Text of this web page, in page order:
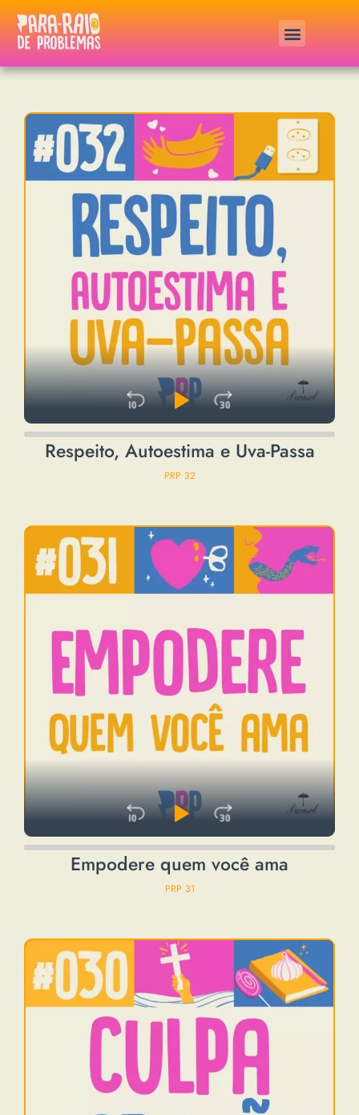
Audio
Player
Skip Backward
Play Pause
Jump
Respeito, Autoestima e Uva-Passa
PRP 32
Audio
Skip Backward
Play Pause
Jump
Empodere quem você ama
PRP 31